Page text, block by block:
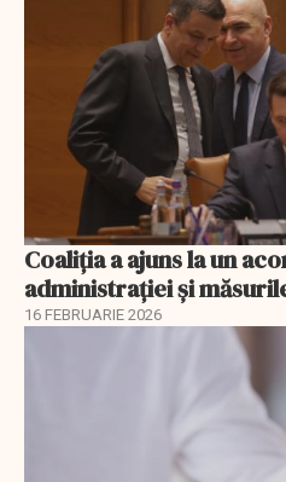
Coaliția a ajuns la un
administrației și
16 FEBRUARIE 2026